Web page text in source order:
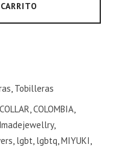
, Tobilleras
COLLAR,COLOMBIA,
,
, lgbt, lgbtq,MIYUKI,